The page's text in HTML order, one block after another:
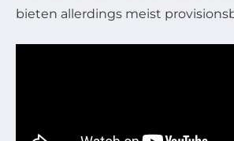
bieten allerdings meist